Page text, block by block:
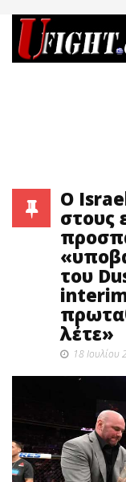
Ο
στους
του
λέτε»
18 Ιουλίου